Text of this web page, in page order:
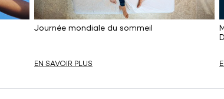
Journée mondiale du sommeil
EN SAVOIR PLUS